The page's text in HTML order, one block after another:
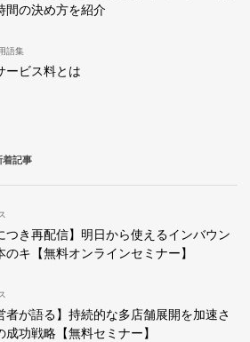
間の決め方を紹介
語集
ービス料とは
着記事
つき再配信】明日から使えるインバウン
のキ【無料オンラインセミナー】
者が語る】持続的な多店舗展開を加速さ
成功戦略【無料セミナー】